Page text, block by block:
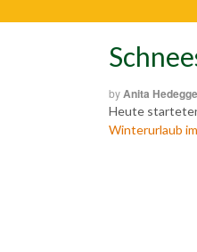
byAnita
Heute
Winterurlaub